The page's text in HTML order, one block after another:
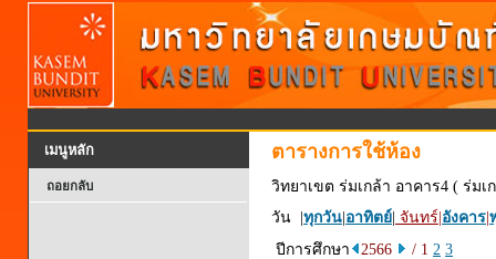
เมนูหลัก
ถอยกลับ
ตารางการใช้ห้อง
วิทยาเขต ร่มเกล้า อาคาร4 ( ร่มเ
วัน | ทุกวัน อาทิตย์ จันทร์ อังคาร
ปีการศึกษา
2566 / 1 2 3